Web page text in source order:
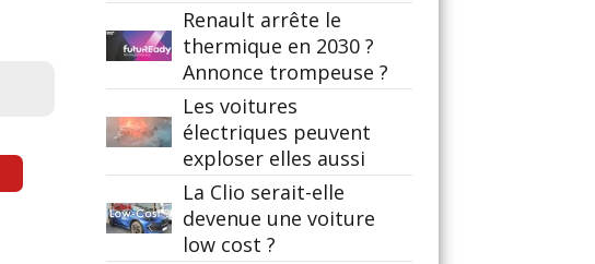
Renault arrête le
thermique en 2030 ?
Annonce trompeuse ?
Les voitures
électriques peuvent
exploser elles aussi
La Clio serait-elle
devenue une voiture
low cost ?